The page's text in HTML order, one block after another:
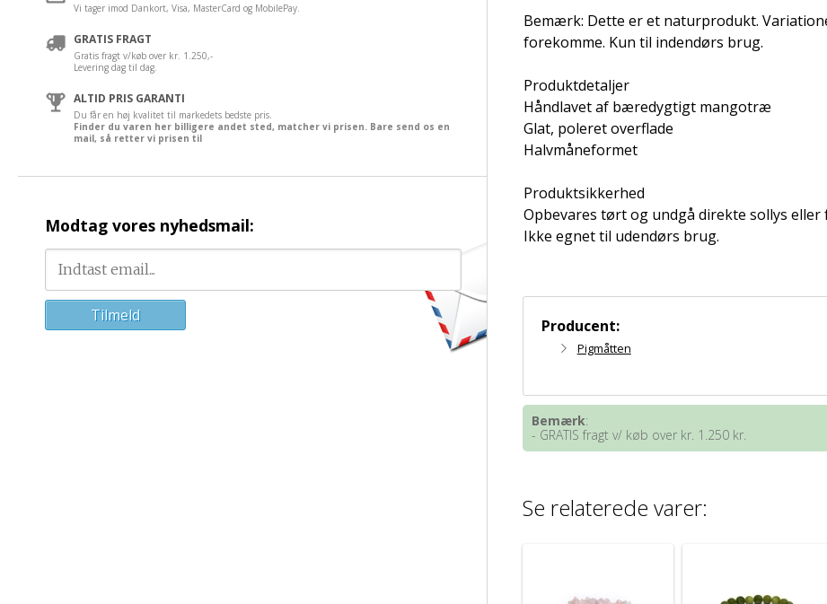
Bemærk: Dette er et naturprodukt.
forekomme. Kun til indendørs brug.
Produktdetaljer
Håndlavet af bæredygtigt mangotræ
Glat, poleret overflade
Halvmåneformet
Produktsikkerhed
Opbevares tørt og undgå direkte sollys eller
Ikke egnet til udendørs brug.
Producent:
Pigmåtten
Bemærk:
- GRATIS fragt v/ køb over kr. 1.250 kr.
Se relaterede varer:
Vi tager imod Dankort, Visa, MasterCard og MobilePay.
GRATIS FRAGT
Gratis fragt v/køb over kr. 1.250,-
Levering dag til dag.
ALTID PRIS GARANTI
Du får en høj kvalitet til markedets bedste pris.
Finder du varen her billigere andet sted, matcher vi prisen. Bare send os en
mail, så retter vi prisen til
Modtag vores nyhedsmail: